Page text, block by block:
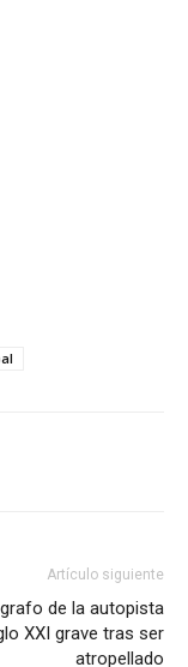
Artículo siguiente
de la autopista
XXI grave tras ser
atropellado